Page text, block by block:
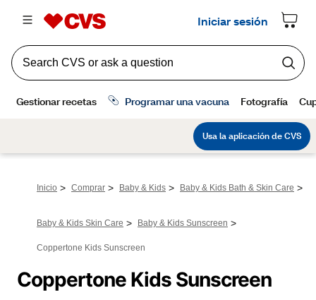
Inicio > Comprar > Baby & Kids > Baby & Kids Bath & Skin Care >
Baby & Kids Skin Care > Baby & Kids Sunscreen >
Coppertone Kids Sunscreen
Coppertone Kids Sunscreen